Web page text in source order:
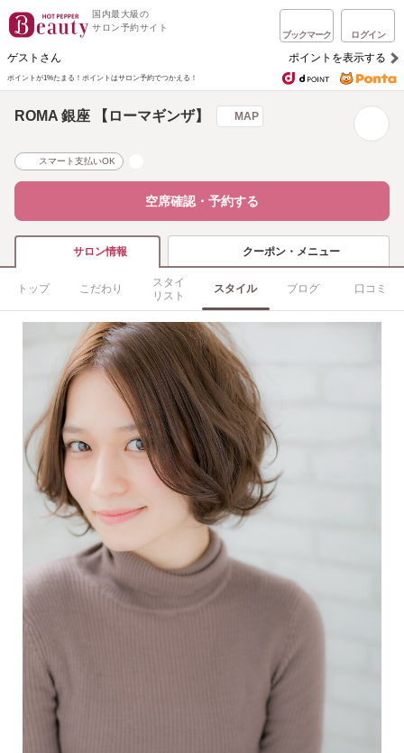
国内最大級の
サロン予約サイト
ブックマーク ログイン
ゲストさん ポイントを表示する
ポイントが1%たまる！ ポイントはサロン予約でつかえる！
ROMA 銀座 【ローマギンザ】 MAP
スマート支払いOK
空席確認・予約する
サロン情報 クーポン・メニュー
トップ こだわり
スタイ
リスト
スタイル ブログ 口コミ